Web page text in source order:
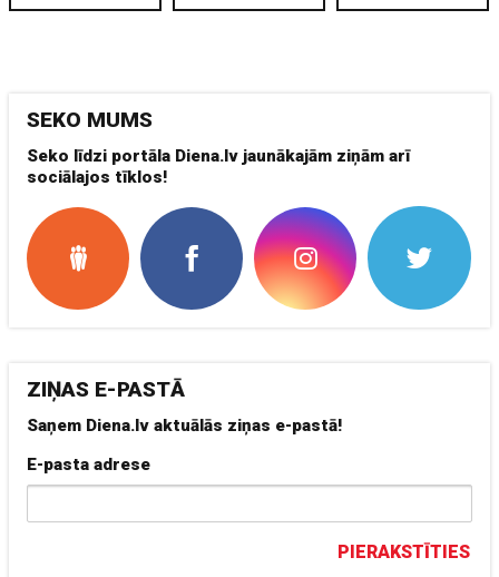
SEKO MUMS
Seko līdzi portāla Diena.lv jaunākajām ziņām arī
sociālajos tīklos!
ZIŅAS E-PASTĀ
Saņem Diena.lv aktuālās ziņas e-pastā!
E-pasta adrese
PIERAKSTĪTIES